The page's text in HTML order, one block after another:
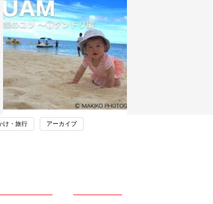
け・旅行 アーカイブ